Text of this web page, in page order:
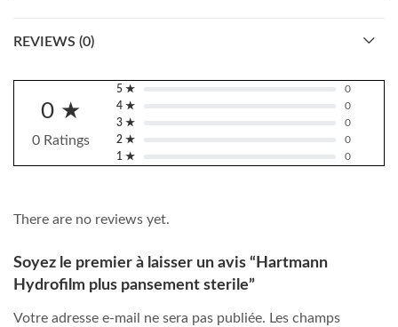
REVIEWS (0)
0 ★
0 Ratings
5 ★
0
4 ★
0
3 ★
0
2 ★
0
1 ★
0
There are no reviews yet.
Soyez le premier à laisser un avis “Hartmann
Hydrofilm plus pansement sterile”
Votre adresse e-mail ne sera pas publiée. Les champs